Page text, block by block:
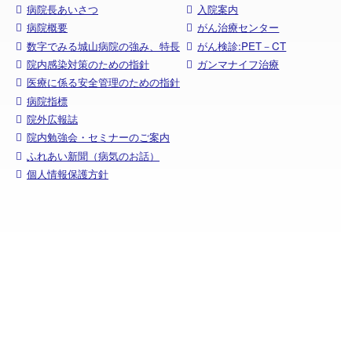
病院長あいさつ
病院概要
数字でみる城山病院の強み、特長
院内感染対策のための指針
医療に係る安全管理のための指針
病院指標
院外広報誌
院内勉強会・セミナーのご案内
ふれあい新聞（病気のお話）
個人情報保護方針
入院案内
がん治療センター
がん検診:PET－CT
ガンマナイフ治療